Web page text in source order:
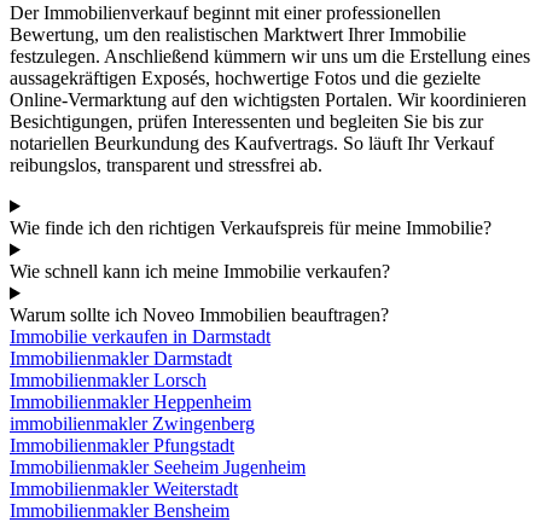
Der Immobilienverkauf beginnt mit einer professionellen
Bewertung, um den realistischen Marktwert Ihrer Immobilie
festzulegen. Anschließend kümmern wir uns um die Erstellung eines
aussagekräftigen Exposés, hochwertige Fotos und die gezielte
Online-Vermarktung auf den wichtigsten Portalen. Wir koordinieren
Besichtigungen, prüfen Interessenten und begleiten Sie bis zur
notariellen Beurkundung des Kaufvertrags. So läuft Ihr Verkauf
reibungslos, transparent und stressfrei ab.
Wie finde ich den richtigen Verkaufspreis für meine Immobilie?
Wie schnell kann ich meine Immobilie verkaufen?
Warum sollte ich Noveo Immobilien beauftragen?
Immobilie verkaufen in Darmstadt
Immobilienmakler Darmstadt
Immobilienmakler Lorsch
Immobilienmakler Heppenheim
immobilienmakler Zwingenberg
Immobilienmakler Pfungstadt
Immobilienmakler Seeheim Jugenheim
Immobilienmakler Weiterstadt
Immobilienmakler Bensheim